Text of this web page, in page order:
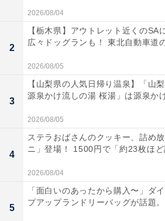
2026/08/04
2
【栃木県】アウトレット近くのSA
広々ドッグランも！ 東北自動車道
2026/08/05
3
【山梨県の人気日帰り温泉】「山
源泉かけ流しの湯 桜湯」は源泉か
2026/08/05
4
ステラおばさんのクッキー、詰め
ニ」登場！ 1500円で「約23枚ほど
2026/08/04
5
「面白いのあったから購入〜」ダ
プアップランドリーバッグが話題。